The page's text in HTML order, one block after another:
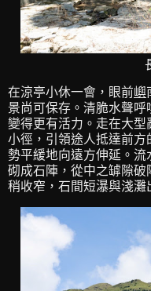
在涼亭小休一會，眼前嶼
景尚可保存。清脆水聲
變得更有活力。走在大
小徑，引領途人抵達前方
勢平緩地向遠方伸延。
砌成石陣，從中之罅隙
稍收窄，石間短瀑與淺灘